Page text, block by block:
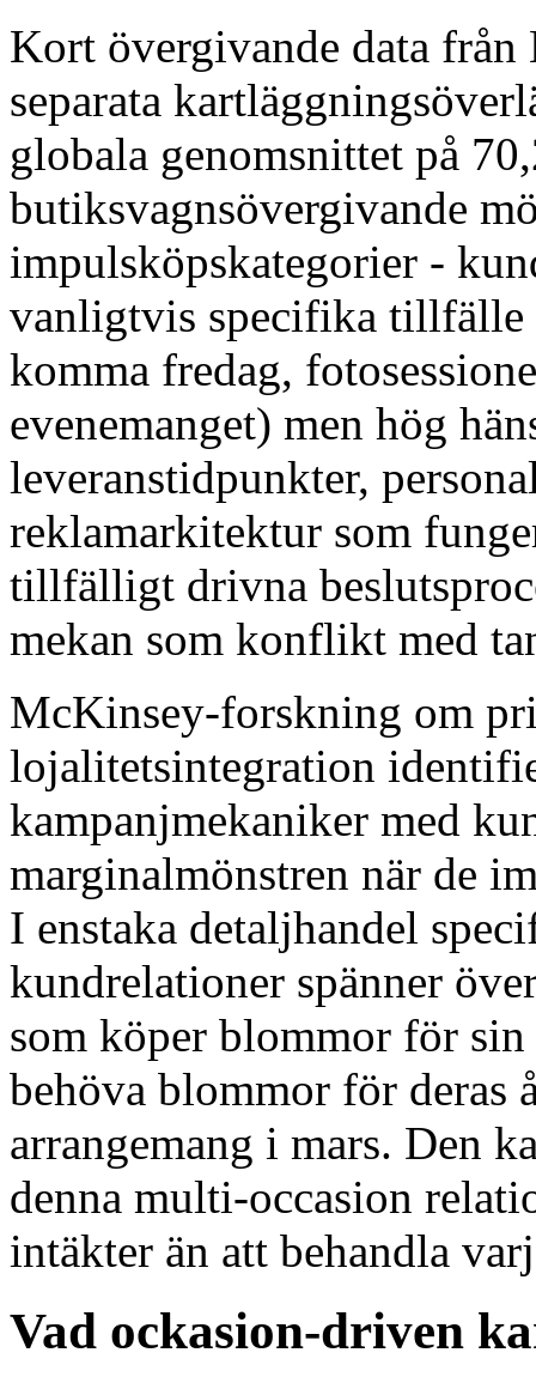
Kort övergivande data från
separata
globala genomsnittet på
butiksvagnsövergivande
impulsköpskategorier -
vanligtvis specifika tillfälle
komma fredag,
evenemanget) men hög
leveranstidpunkter,
reklamarkitektur som
tillfälligt drivna
mekan som konflikt med
McKinsey-forskning om
lojalitetsintegration
kampanjmekaniker med
marginalmönstren när de
I enstaka detaljhandel
kundrelationer spänner
som köper blommor för
behöva blommor för deras
arrangemang i mars. Den
denna multi-occasion
intäkter än att behandla
Vad ockasion-driven